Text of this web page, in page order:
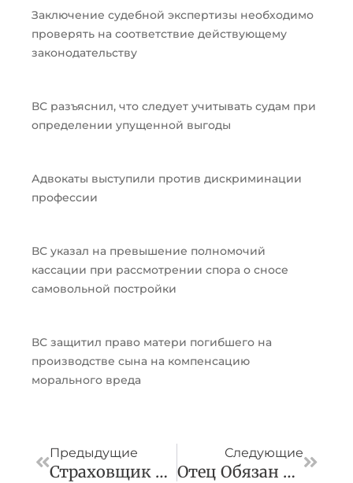
Заключение судебной экспертизы необходимо
проверять на соответствие действующему
законодательству
ВС разъяснил, что следует учитывать судам при
определении упущенной выгоды
Адвокаты выступили против дискриминации
профессии
ВС указал на превышение полномочий
кассации при рассмотрении спора о сносе
самовольной постройки
ВС защитил право матери погибшего на
производстве сына на компенсацию
морального вреда
Предыдущие
Страховщик Не Может Отказать В Выплатах За Повреждение Имущества В Белгородской Области Из-За Обстрелов
Следующие
Отец Обязан Наравне С Экс-Супругой Погасить Задолженность Общего Ребенка За Коммунальные Услуги